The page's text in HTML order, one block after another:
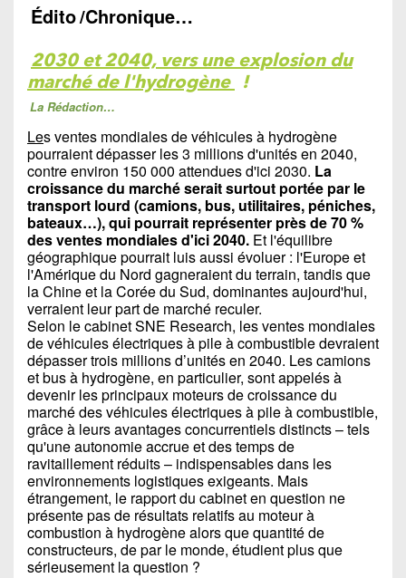
Édito/Chronique…
2030 et 2040, vers une explosion du
marché de l'hydrogène !
La Rédaction…
Les ventes mondiales de véhicules à hydrogène
pourraient dépasser les 3 millions d'unités en 2040,
contre environ 150 000 attendues d'ici 2030. La
croissance du marché serait surtout portée par le
transport lourd (camions, bus, utilitaires, péniches,
bateaux…), qui pourrait représenter près de 70 %
des ventes mondiales d'ici 2040. Et l'équilibre
géographique pourrait luis aussi évoluer : l'Europe et
l'Amérique du Nord gagneraient du terrain, tandis que
la Chine et la Corée du Sud, dominantes aujourd'hui,
verraient leur part de marché reculer.
Selon le cabinet SNE Research, les ventes mondiales
de véhicules électriques à pile à combustible devraient
dépasser trois millions d’unités en 2040. Les camions
et bus à hydrogène, en particulier, sont appelés à
devenir les principaux moteurs de croissance du
marché des véhicules électriques à pile à combustible,
grâce à leurs avantages concurrentiels distincts – tels
qu'une autonomie accrue et des temps de
ravitaillement réduits – indispensables dans les
environnements logistiques exigeants. Mais
étrangement, le rapport du cabinet en question ne
présente pas de résultats relatifs au moteur à
combustion à hydrogène alors que quantité de
constructeurs, de par le monde, étudient plus que
sérieusement la question ?